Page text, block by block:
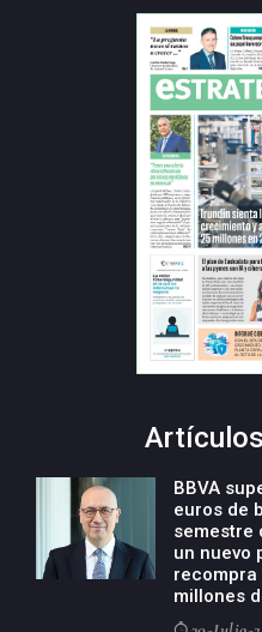
BBVA
euros de
semestre
un nuevo
recompra
millones